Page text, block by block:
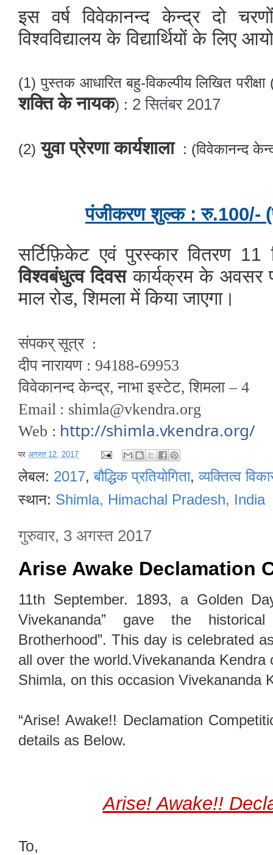
इस वर्ष विवेकानन्द केन्द्र दो चरणों
विश्वविद्यालय के विद्यार्थियों के लिए
(1)पुस्तक आधारित बहु-विकल्पीयलिखित परीक्षा
शक्ति के नायक) : 2 सितंबर 2017
(2) युवा प्रेरणा कार्यशाला : (विवेकानन्द
पंजीकरण शुल्क : रु.100/-
सर्टिफ़िकेट एवं पुरस्कार वितरण11
विश्वबंधुत्व दिवस कार्यक्रम के अवसर
माल रोड, शिमला में किया जाएगा।
संपकर् सूत्र :
दीप नारायण : 94188-69953
विवेकानन्द केन्द्र, नाभा इस्टेट, शिमला – 4
Email : shimla@vkendra.org
Web : http://shimla.vkendra.org/
पर अगस्त 12, 2017
लेबल: 2017,बौद्धिक प्रतियोगिता,व्यक्तित्व
स्थान: Shimla, Himachal Pradesh, India
गुरुवार, 3 अगस्त 2017
Arise Awake Declamation
11th September. 1893, a Golden
Vivekananda” gave the
Brotherhood”. This day is celebrated
all over the world.Vivekananda
Shimla, on this occasion Vivekananda
“Arise! Awake!! Declamation
details as Below.
Arise! Awake!!
To,